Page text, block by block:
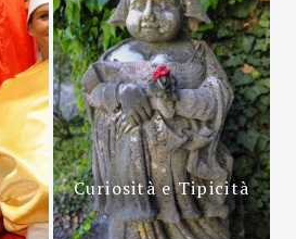
Curiosità e Tipicità